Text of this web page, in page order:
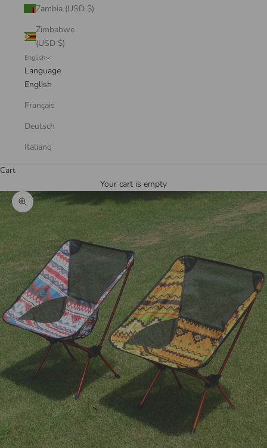
Zambia (USD $)
Zimbabwe
(USD $)
English
Language
English
Français
Deutsch
Italiano
Cart
Your cart is empty
Zoom picture